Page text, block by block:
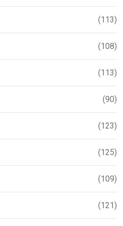
(113)
(108)
(113)
(90)
(123)
(125)
(109)
(121)